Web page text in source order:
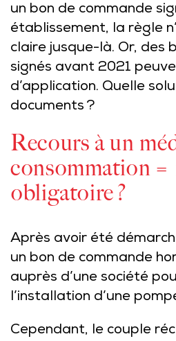
un bon de commande
établissement, la règle
claire jusque-là. Or, des
signés avant 2021
d’application. Quelle
documents ?
Recours à un
consommation
obligatoire ?
Après avoir été
un bon de commande
auprès d’une société
l’installation d’une
Cependant, le couple